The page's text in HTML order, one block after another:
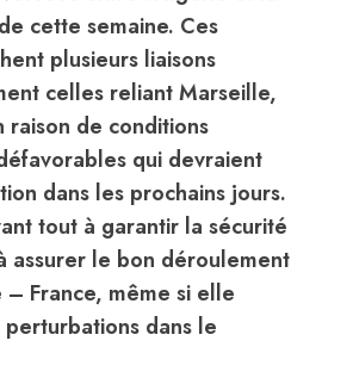
cette semaine. Ces
plusieurs liaisons
celles reliant Marseille,
raison de conditions
qui devraient
dans les prochains jours.
tout à garantir la sécurité
assurer le bon déroulement
France, même si elle
dans le